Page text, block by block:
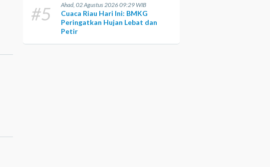
#5 Ahad, 02 Agustus 2026 09:29 WIB
Cuaca Riau Hari Ini: BMKG
Peringatkan Hujan Lebat dan
Petir